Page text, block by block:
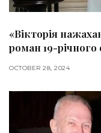
«Вікторія
роман 19-річного
OCTOBER 28, 2024